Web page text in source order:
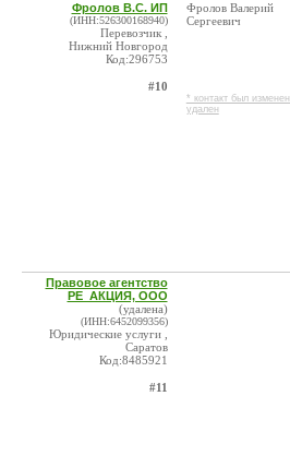
Фролов В.С. ИП
(ИНН:526300168940)
Перевозчик ,
Нижний Новгород
Код:296753
#10
Фролов Валерий
Сергеевич
* контакт был
удален
Правовое агентство
РЕ_АКЦИЯ, ООО
(удалена)
(ИНН:6452099356)
Юридические услуги ,
Саратов
Код:8485921
#11